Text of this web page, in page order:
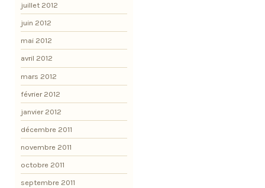
juillet 2012
juin 2012
mai 2012
avril 2012
mars 2012
février 2012
janvier 2012
décembre 2011
novembre 2011
octobre 2011
septembre 2011